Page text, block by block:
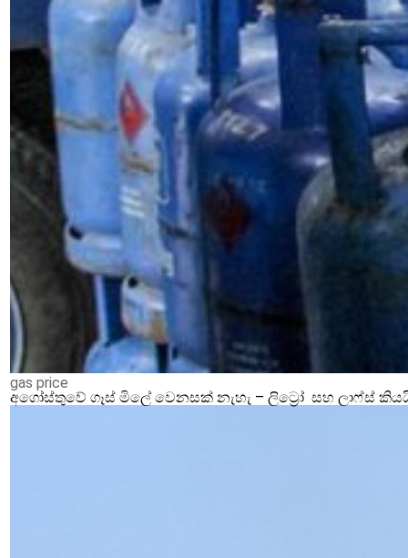
gas price
අගෝස්තුවේ ගෑස් මිලේ වෙනසක් නැහැ – ලිට්‍රෝ සහ ලාෆ්ස්